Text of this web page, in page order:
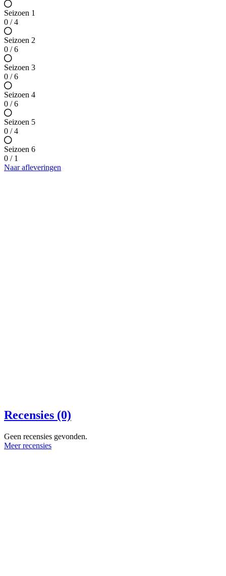
Seizoen 1
0 / 4
Seizoen 2
0 / 6
Seizoen 3
0 / 6
Seizoen 4
0 / 6
Seizoen 5
0 / 4
Seizoen 6
0 / 1
Naar afleveringen
Recensies (0)
Geen recensies gevonden.
Meer recensies